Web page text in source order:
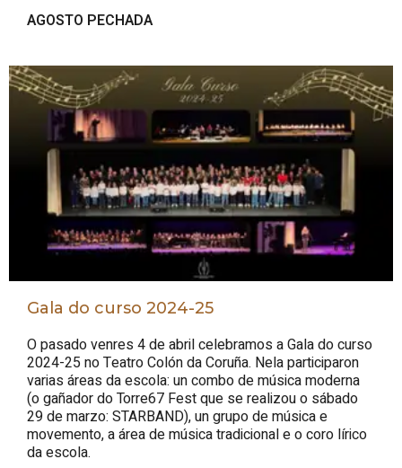
AGOSTO PECHADA
Gala do curso 2024-25
O pasado venres 4 de abril celebramos a Gala do curso
2024-25 no Teatro Colón da Coruña. Nela participaron
varias áreas da escola: un combo de música moderna
(o gañador do Torre67 Fest que se realizou o sábado
29 de marzo: STARBAND), un grupo de música e
movemento, a área de música tradicional e o coro lírico
da escola.